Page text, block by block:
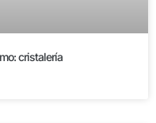
cristalería